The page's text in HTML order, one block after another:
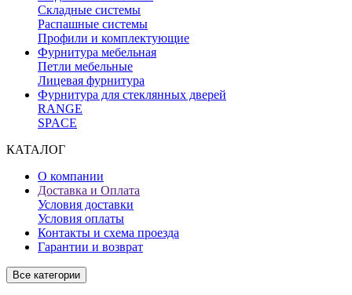
Складные системы
Распашные системы
Профили и комплектующие
Фурнитура мебельная
Петли мебельные
Лицевая фурнитура
Фурнитура для стеклянных дверей
RANGE
SPACE
КАТАЛОГ
О компании
Доставка и Оплата
Условия доставки
Условия оплаты
Контакты и схема проезда
Гарантии и возврат
Все категории